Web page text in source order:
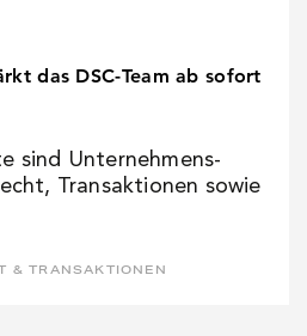
das DSC-Team ab sofort
sind Unternehmens-
Transaktionen sowie
& TRANSAKTIONEN